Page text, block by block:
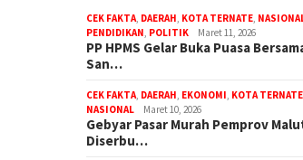
CEK FAKTA, DAERAH, KOTA TERNATE,
PENDIDIKAN, POLITIK Maret 11, 2026
PP HPMS Gelar Buka Puasa
San…
CEK FAKTA, DAERAH, EKONOMI, KOTA TERNATE
NASIONAL
Maret 10, 2026
Gebyar Pasar Murah Pemprov
Diserbu…